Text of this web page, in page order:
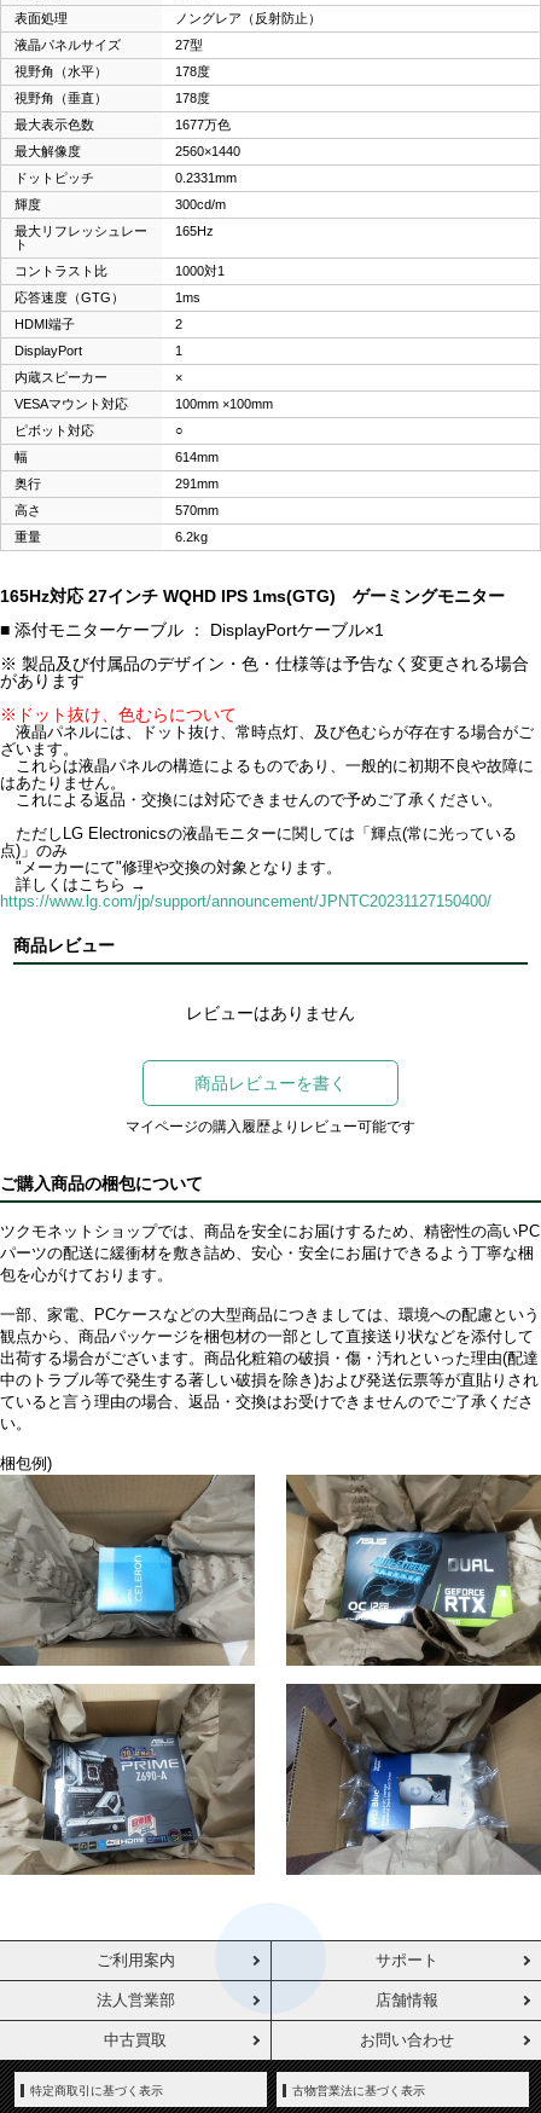
表面処理
ノングレア（反射防止）
液晶パネルサイズ
27型
視野角（水平）
178度
視野角（垂直）
178度
最大表示色数
1677万色
最大解像度
2560×1440
ドットピッチ
0.2331mm
輝度
300cd/m
最大リフレッシュレー
ト
165Hz
コントラスト比
1000対1
応答速度（GTG）
1ms
HDMI端子
2
DisplayPort
1
内蔵スピーカー
×
VESAマウント対応
100mm ×100mm
ピボット対応
○
幅
614mm
奥行
291mm
高さ
570mm
重量
6.2kg
165Hz対応 27インチ WQHD IPS 1ms(GTG) ゲーミングモニター
■ 添付モニターケーブル ： DisplayPortケーブル×1
※ 製品及び付属品のデザイン・色・仕様等は予告なく変更される場合
があります
※ドット抜け、色むらについて
液晶パネルには、ドット抜け、常時点灯、及び色むらが存在する場合がご
ざいます。
これらは液晶パネルの構造によるものであり、一般的に初期不良や故障に
はあたりません。
これによる返品・交換には対応できませんので予めご了承ください。
ただしLG Electronicsの液晶モニターに関しては「輝点(常に光っている
点)」のみ
"メーカーにて"修理や交換の対象となります。
詳しくはこちら →
https://www.lg.com/jp/support/announcement/JPNTC20231127150400/
商品レビュー
レビューはありません
商品レビューを書く
マイページの購入履歴よりレビュー可能です
ご購入商品の梱包について
ツクモネットショップでは、商品を安全にお届けするため、精密性の高いPC
パーツの配送に緩衝材を敷き詰め、安心・安全にお届けできるよう丁寧な梱
包を心がけております。
一部、家電、PCケースなどの大型商品につきましては、環境への配慮という
観点から、商品パッケージを梱包材の一部として直接送り状などを添付して
出荷する場合がございます。商品化粧箱の破損・傷・汚れといった理由(配達
中のトラブル等で発生する著しい破損を除き)および発送伝票等が直貼りされ
ていると言う理由の場合、返品・交換はお受けできませんのでご了承くださ
い。
梱包例)
ご利用案内 サポート
法人営業部 店舗情報
中古買取 お問い合わせ
特定商取引に基づく表示 古物営業法に基づく表示